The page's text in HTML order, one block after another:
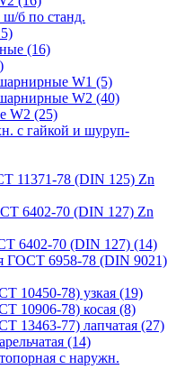
б по станд.
(16)
W1 (5)
W2 (40)
W2 (25)
с гайкой и шуруп-
11371-78 (DIN 125) Zn
6402-70 (DIN 127) Zn
6402-70 (DIN 127) (14)
ГОСТ 6958-78 (DIN 9021)
10450-78) узкая (19)
10906-78) косая (8)
13463-77) лапчатая (27)
(14)
с наружн.